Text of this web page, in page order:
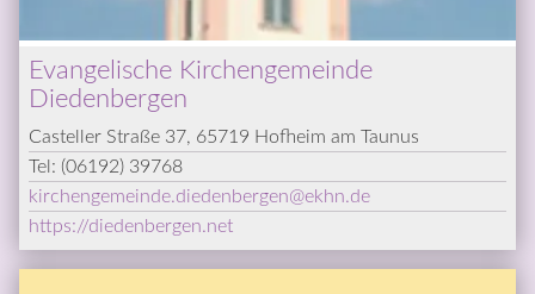
Evangelische Kirchengemeinde
Diedenbergen
Casteller Straße 37, 65719 Hofheim am Taunus
Tel: (06192) 39768
kirchengemeinde.diedenbergen@­ekhn.de
https://diedenbergen.net